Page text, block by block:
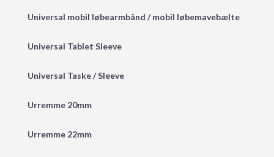
Universal mobil løbearmbånd / mobil løbemavebælte
Universal Tablet Sleeve
Universal Taske / Sleeve
Urremme 20mm
Urremme 22mm